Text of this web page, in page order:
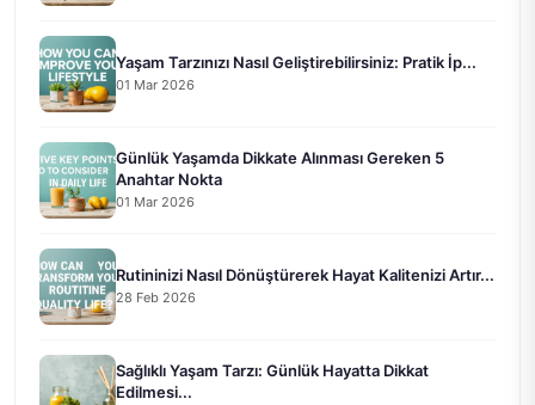
Yaşam Tarzınızı Nasıl Geliştirebilirsiniz: Pratik İp...
01 Mar 2026
Günlük Yaşamda Dikkate Alınması Gereken 5
Anahtar Nokta
01 Mar 2026
Rutininizi Nasıl Dönüştürerek Hayat Kalitenizi Artır...
28 Feb 2026
Sağlıklı Yaşam Tarzı: Günlük Hayatta Dikkat
Edilmesi...